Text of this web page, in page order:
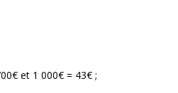
et 1 000€ = 43€ ;